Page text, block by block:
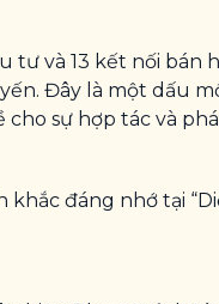
và 13 kết nối bán
Đây là một dấu
cho sự hợp tác và
đáng nhớ tại